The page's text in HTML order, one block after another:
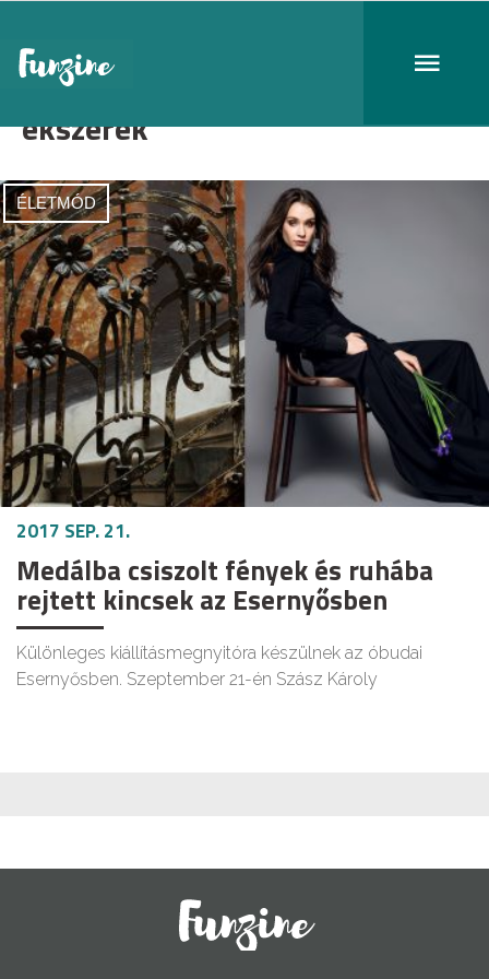
ékszerek
ÉLETMÓD
2017 SEP. 21.
Medálba csiszolt fények és ruhába
rejtett kincsek az Esernyősben
Különleges kiállításmegnyitóra készülnek az óbudai
Esernyősben. Szeptember 21-én Szász Károly